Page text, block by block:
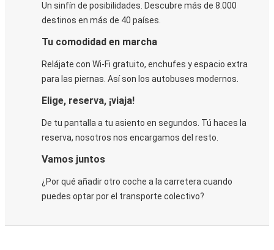
Un sinfín de posibilidades. Descubre más de 8.000
destinos en más de 40 países.
Tu comodidad en marcha
Relájate con Wi-Fi gratuito, enchufes y espacio extra
para las piernas. Así son los autobuses modernos.
Elige, reserva, ¡viaja!
De tu pantalla a tu asiento en segundos. Tú haces la
reserva, nosotros nos encargamos del resto.
Vamos juntos
¿Por qué añadir otro coche a la carretera cuando
puedes optar por el transporte colectivo?